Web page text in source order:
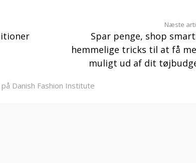
Næste
Spar penge, shop
hemmelige tricks til at få
muligt ud af dit
Danish Fashion Institute